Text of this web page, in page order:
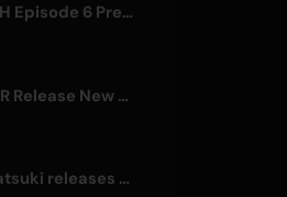
BLACK TORCH Episode 6 Preview and Streaming Details
FRUITS ZIPPER Release New Collaboration Song '1,2,3,FOOOOUR'
Kawanishi Natsuki releases digital single 'Sayonara wa Ichiban Kirei na Atashi de'